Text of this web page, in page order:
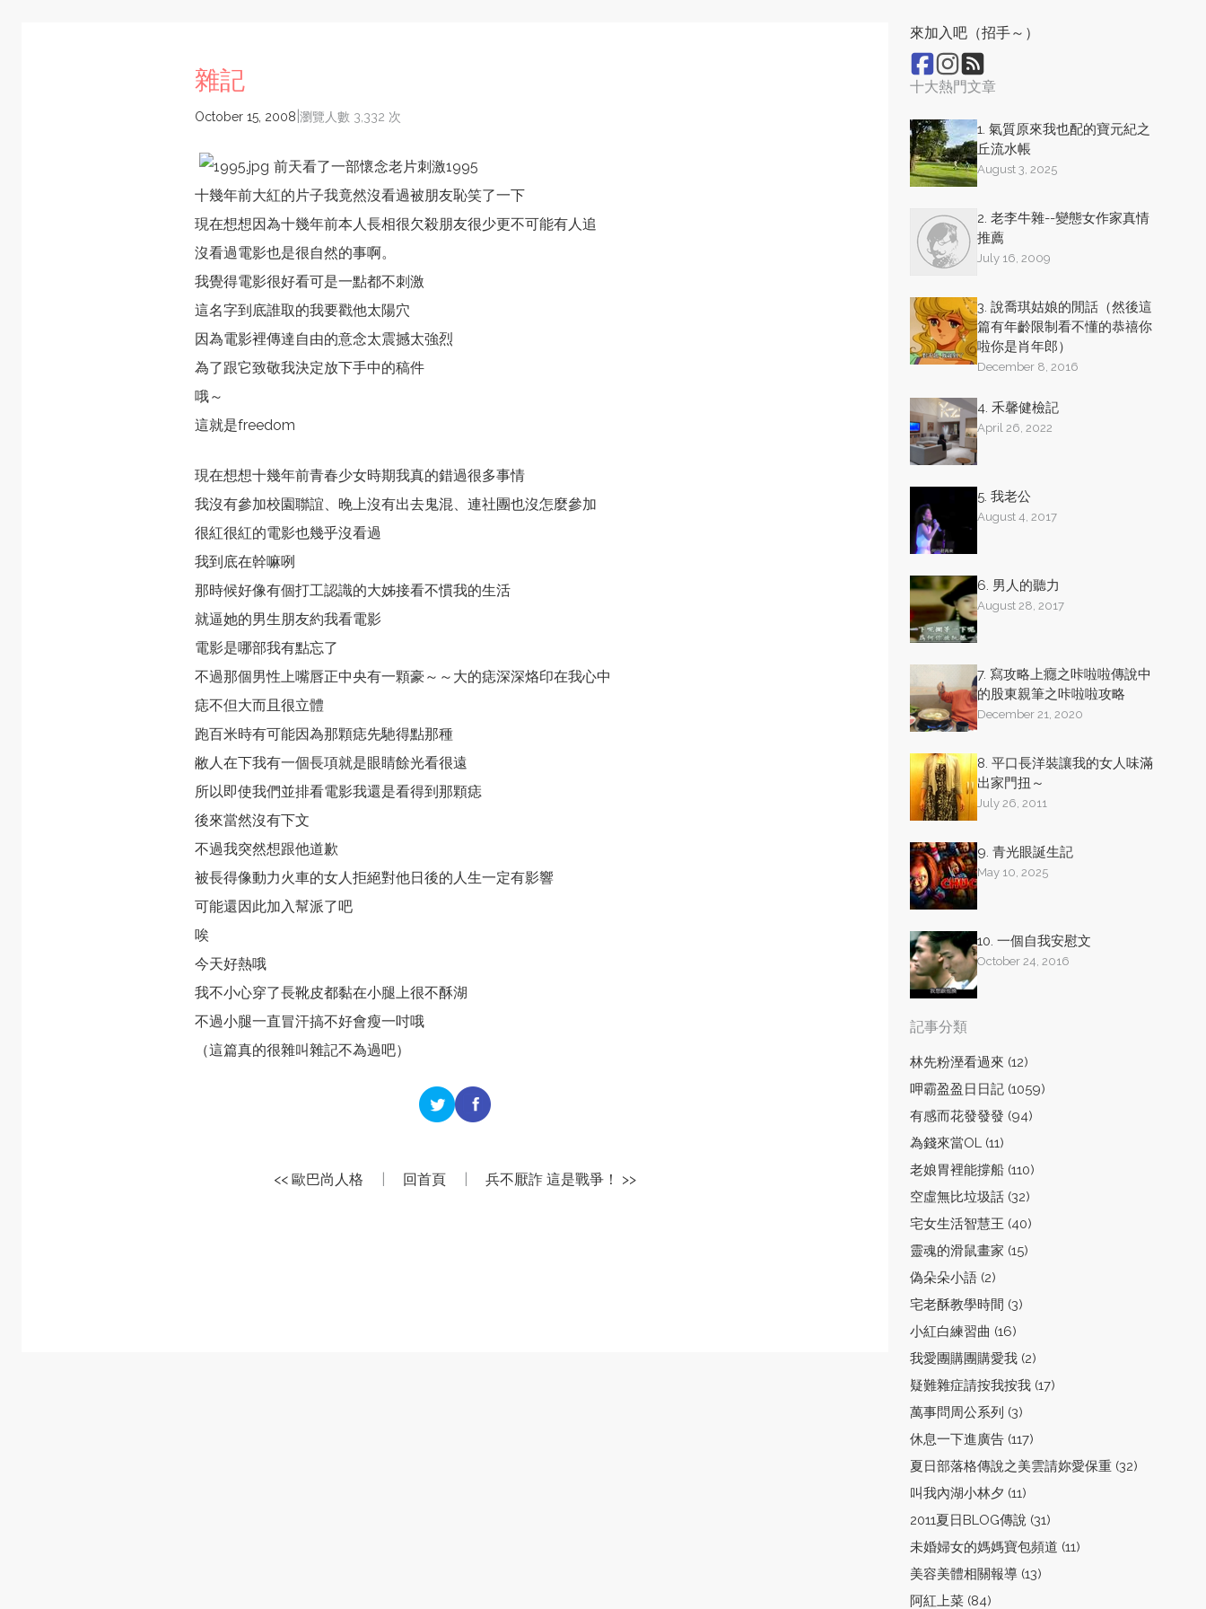
雜記
October 15, 2008 瀏覽人數 3,332 次
前天看了一部懷念老片刺激1995
十幾年前大紅的片子我竟然沒看過被朋友恥笑了一下
現在想想因為十幾年前本人長相很欠殺朋友很少更不可能有人追
沒看過電影也是很自然的事啊。
我覺得電影很好看可是一點都不刺激
這名字到底誰取的我要戳他太陽穴
因為電影裡傳達自由的意念太震撼太強烈
為了跟它致敬我決定放下手中的稿件
哦～
這就是freedom
現在想想十幾年前青春少女時期我真的錯過很多事情
我沒有參加校園聯誼、晚上沒有出去鬼混、連社團也沒怎麼參加
很紅很紅的電影也幾乎沒看過
我到底在幹嘛咧
那時候好像有個打工認識的大姊接看不慣我的生活
就逼她的男生朋友約我看電影
電影是哪部我有點忘了
不過那個男性上嘴唇正中央有一顆豪～～大的痣深深烙印在我心中
痣不但大而且很立體
跑百米時有可能因為那顆痣先馳得點那種
敝人在下我有一個長項就是眼睛餘光看很遠
所以即使我們並排看電影我還是看得到那顆痣
後來當然沒有下文
不過我突然想跟他道歉
被長得像動力火車的女人拒絕對他日後的人生一定有影響
可能還因此加入幫派了吧
唉
今天好熱哦
我不小心穿了長靴皮都黏在小腿上很不酥湖
不過小腿一直冒汗搞不好會瘦一吋哦
（這篇真的很雜叫雜記不為過吧）
<< 歐巴尚人格 回首頁 兵不厭詐 這是戰爭！ >>
來加入吧（招手～）
十大熱門文章
1. 氣質原來我也配的寶元紀之
丘流水帳
August 3, 2025
2. 老李牛雜--變態女作家真情
推薦
July 16, 2009
3. 說喬琪姑娘的閒話（然後這
篇有年齡限制看不懂的恭禧你
啦你是肖年郎）
December 8, 2016
4. 禾馨健檢記
April 26, 2022
5. 我老公
August 4, 2017
6. 男人的聽力
August 28, 2017
7. 寫攻略上癮之咔啦啦傳說中
的股東親筆之咔啦啦攻略
December 21, 2020
8. 平口長洋裝讓我的女人味滿
出家門扭～
July 26, 2011
9. 青光眼誕生記
May 10, 2025
10. 一個自我安慰文
October 24, 2016
記事分類
林先粉溼看過來 (12)
呷霸盈盈日日記 (1059)
有感而花發發發 (94)
為錢來當OL (11)
老娘胃裡能撐船 (110)
空虛無比垃圾話 (32)
宅女生活智慧王 (40)
靈魂的滑鼠畫家 (15)
偽朵朵小語 (2)
宅老酥教學時間 (3)
小紅白練習曲 (16)
我愛團購團購愛我 (2)
疑難雜症請按我按我 (17)
萬事問周公系列 (3)
休息一下進廣告 (117)
夏日部落格傳說之美雲請妳愛保重 (32)
叫我內湖小林夕 (11)
2011夏日BLOG傳說 (31)
未婚婦女的媽媽寶包頻道 (11)
美容美體相關報導 (13)
阿紅上菜 (84)